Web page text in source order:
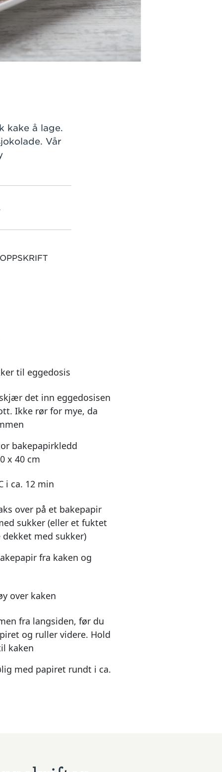
kake å lage.
Vår
til eggedosis
det inn eggedosisen
Ikke rør for mye, da
bakepapirkledd
x 40 cm
i ca. 12 min
over på et bakepapir
sukker (eller et fuktet
med sukker)
fra kaken og
over kaken
fra langsiden, før du
og ruller videre. Hold
kaken
med papiret rundt i ca.